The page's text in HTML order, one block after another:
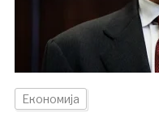
Економија